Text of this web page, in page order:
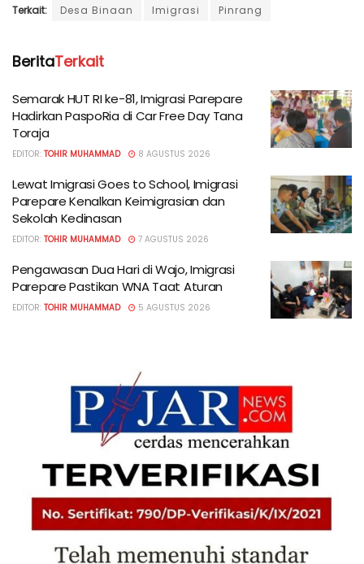
Terkait: Desa Binaan Imigrasi Pinrang
BeritaTerkait
Semarak HUT RI ke-81, Imigrasi Parepare
Hadirkan PaspoRia di Car Free Day Tana
Toraja
EDITOR: TOHIR MUHAMMAD 8 AGUSTUS 2026
Lewat Imigrasi Goes to School, Imigrasi
Parepare Kenalkan Keimigrasian dan
Sekolah Kedinasan
EDITOR: TOHIR MUHAMMAD 7 AGUSTUS 2026
Pengawasan Dua Hari di Wajo, Imigrasi
Parepare Pastikan WNA Taat Aturan
EDITOR: TOHIR MUHAMMAD 5 AGUSTUS 2026